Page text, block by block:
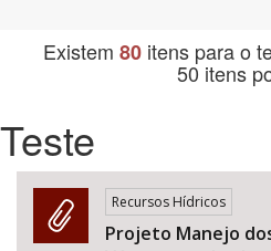
Tema
Existem 80itens para o
50 itens
Teste
Recursos Hídricos
Projeto Manejo